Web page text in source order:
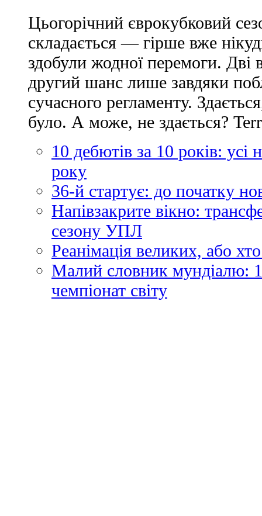
Цьогорічний єврокубковий
складається — гірше вже
здобули жодної перемоги.
другий шанс лише завдяки
сучасного регламенту.
було. А може, не здається?
10 дебютів за 10 років:
року
36-й стартує: до початку
Напівзакрите вікно:
сезону УПЛ
Реанімація великих, або
Малий словник мундіалю:
чемпіонат світу